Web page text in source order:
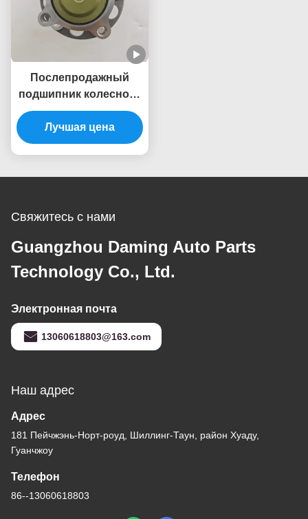
Послепродажный
подшипник колесного
узла для Honda Accord
LX 2013 42200-TVA-A52
Лучшая цена
Свяжитесь с нами
Guangzhou Daming Auto Parts
Technology Co., Ltd.
Электронная почта
13060618803@163.com
Наш адрес
Адрес
181 Пейчжэнь-Норт-роуд, Шиллинг-Таун, район Хуаду,
Гуанчжоу
Телефон
86--13060618803